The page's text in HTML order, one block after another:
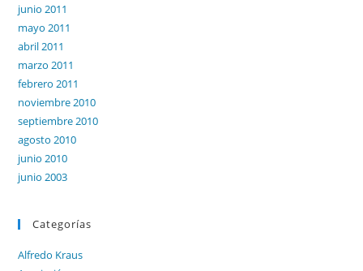
junio 2011
mayo 2011
abril 2011
marzo 2011
febrero 2011
noviembre 2010
septiembre 2010
agosto 2010
junio 2010
junio 2003
Categorías
Alfredo Kraus